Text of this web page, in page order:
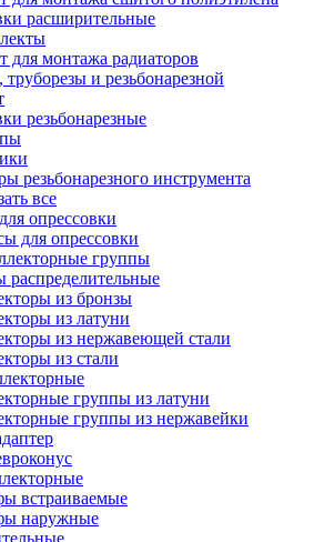
расширительные
для монтажа радиаторов
и резьбонарезной
резьбонарезные
резьбонарезного инструмента
все
опрессовки
для опрессовки
группы
распределительные
из бронзы
из латуни
из нержавеющей стали
из стали
группы из латуни
группы из нержавейки
встраиваемые
наружные